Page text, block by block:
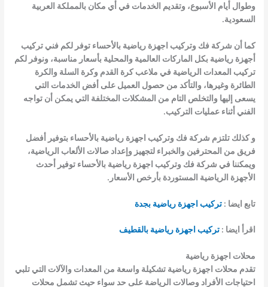
وطوال أيام الأسبوع، وتقديم الخدمات في أي مكان بالمملكة العربية
السعودية.
كما أن شركةفك وتركيب اجهزة رياضية بالأحساء توفر لكم فني تركيب
أجهزة رياضية بكل الماركات العالمية والمحلية بأسعار مناسبة، ونوفر لكم
تركيب المعدات الرياضية في ملاعب كرة القدم وكرة السلة والكرة
الطائرة وغيرها، والتأكد من حصول العميل على أفض الخدمات التي
يسعى إليها والتخلص التام من المشكلات المختلفة التي يمكن أن تواجه
الفني أثناء عمليات التركيب.
و كذلك تلتزم شركةفك وتركيب اجهزة رياضية بالأحساء بتوفير أفضل
فريق من المحترفين والخبراء لتجهيز وإعداد صالات الألعاب الرياضية،
ويمكننا في شركةفك وتركيب اجهزة رياضية بالأحساء توفير أحدث
الأجهزة الرياضية المستوردة بأرخص الأسعار.
تابع ايضا :تركيب اجهزة رياضية بجدة
اقرأ ايضا :تركيب اجهزة رياضية بالقطيف
محلات اجهزة رياضية
تقدم محلات اجهزة رياضية تشكيلة واسعة من المعدات والآلات التي تلبي
احتياجات الأفراد وصالات الرياضة على حد سواء حيث تشمل محلات